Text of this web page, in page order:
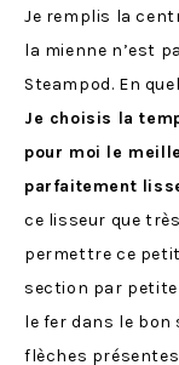
Je remplis la
la mienne n’est
Steampod. En
Je choisis la
pour moi le
parfaitement
ce lisseur que
permettre ce
section par
le fer dans le
flèches